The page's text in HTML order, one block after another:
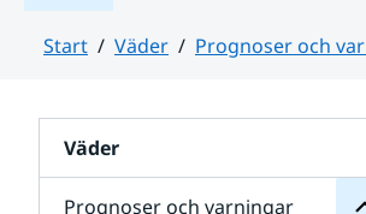
Start Väder Prognoser och
Väder
Prognoser och varningar